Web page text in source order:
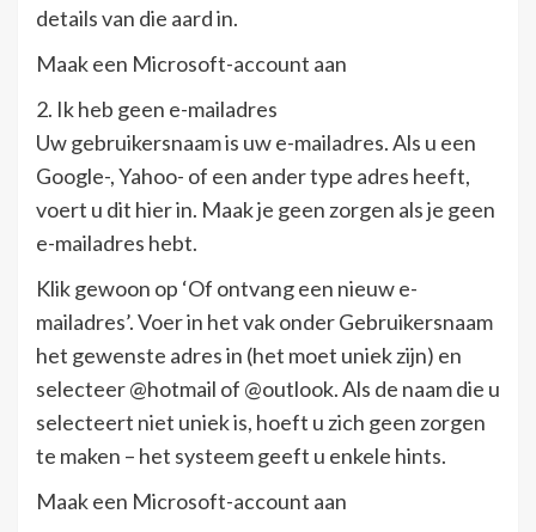
details van die aard in.
Maak een Microsoft-account aan
2. Ik heb geen e-mailadres
Uw gebruikersnaam is uw e-mailadres. Als u een
Google-, Yahoo- of een ander type adres heeft,
voert u dit hier in. Maak je geen zorgen als je geen
e-mailadres hebt.
Klik gewoon op ‘Of ontvang een nieuw e-
mailadres’. Voer in het vak onder Gebruikersnaam
het gewenste adres in (het moet uniek zijn) en
selecteer @hotmail of @outlook. Als de naam die u
selecteert niet uniek is, hoeft u zich geen zorgen
te maken – het systeem geeft u enkele hints.
Maak een Microsoft-account aan